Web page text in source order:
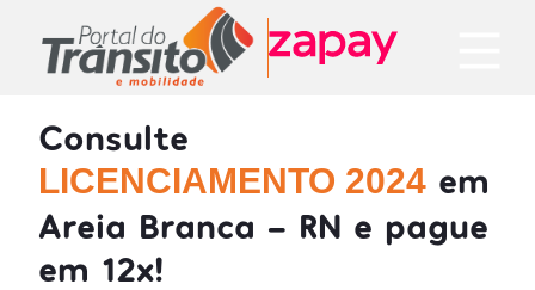
Consulte
LICENCIAMENTO 2024 em
Areia Branca - RN e pague
em 12x!